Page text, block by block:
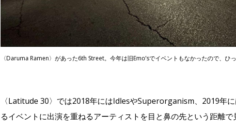
〈Daruma Ramen〉があった6th Street。今年は旧Emo’sでイベントもなかったので、ひ
〈Latitude 30〉では2018年にはIdlesやSuperorganism、2019年
るイベントに出演を重ねるアーティストを目と鼻の先という距離